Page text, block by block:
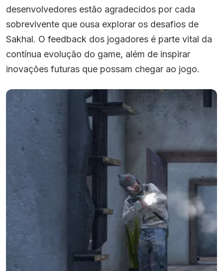
desenvolvedores estão agradecidos por cada
sobrevivente que ousa explorar os desafios de
Sakhal. O feedback dos jogadores é parte vital da
contínua evolução do game, além de inspirar
inovações futuras que possam chegar ao jogo.